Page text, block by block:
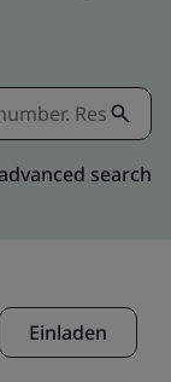
search
Einladen